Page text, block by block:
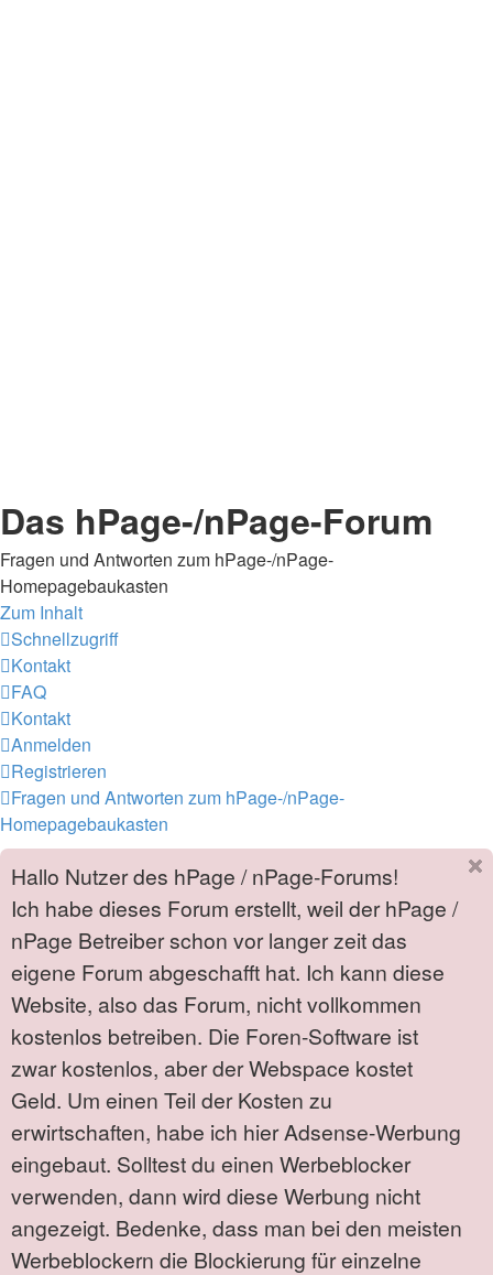
Das hPage-/nPage-Forum
Fragen und Antworten zum hPage-/nPage-
Homepagebaukasten
Zum Inhalt
Schnellzugriff
Kontakt
FAQ
Kontakt
Anmelden
Registrieren
Fragen und Antworten zum hPage-/nPage-
Homepagebaukasten
Hallo Nutzer des hPage / nPage-Forums!
Ich habe dieses Forum erstellt, weil der hPage /
nPage Betreiber schon vor langer zeit das
eigene Forum abgeschafft hat. Ich kann diese
Website, also das Forum, nicht vollkommen
kostenlos betreiben. Die Foren-Software ist
zwar kostenlos, aber der Webspace kostet
Geld. Um einen Teil der Kosten zu
erwirtschaften, habe ich hier Adsense-Werbung
eingebaut. Solltest du einen Werbeblocker
verwenden, dann wird diese Werbung nicht
angezeigt. Bedenke, dass man bei den meisten
Werbeblockern die Blockierung für einzelne